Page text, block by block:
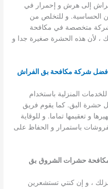
إلى هرش و إحمرار في
الحساسية. و للتخلص من
متخصصة في مكافحة
، لأن هذه الحشرة صغيرة جدا و
شركة مكافحة بق الفراش
المنزلية باستخدام
حشرة البق. كما يقوم فريق
و تعقيمها تماما. و للوقاية
باستمرار و الحفاظ على
حشرات الشروق بق
، و إن كنتي تستشعرين